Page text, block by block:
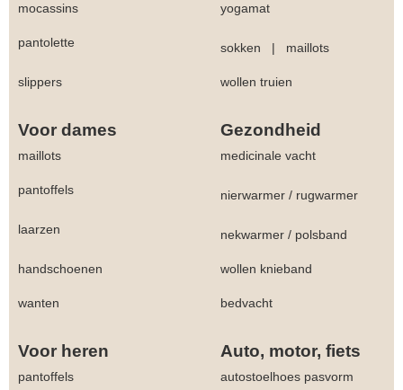
mocassins yogamat
pantolette sokken | maillots
slippers wollen truien
Voor dames Gezondheid
maillots medicinale vacht
pantoffels nierwarmer / rugwarmer
laarzen nekwarmer / polsband
handschoenen wollen knieband
wanten bedvacht
Voor heren Auto, motor, fiets
pantoffels autostoelhoes pasvorm